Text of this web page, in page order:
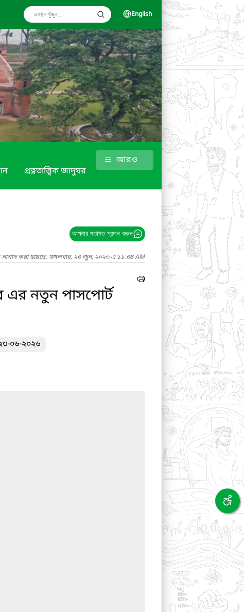
English
প্রত্নতাত্ত্বিক জাদুঘর
আরও
আপনার মতামত প্রদান করুন
নাগাদ করা হয়েছে: মঙ্গলবার, ২৩ জুন, ২০২৬ এ ১১:৩৪ AM
এর নতুন পাসপোর্ট
০৬-২০২৬